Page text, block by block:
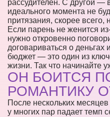
рассудителен. С другой —
идеального момента не
притязания, скорее всего,
Если парень не женится
нужно откровенно
договариваться о деньгах
бюджет — это один из
жизни. Так что начинайте
ОН БОИТСЯ
РОМАНТИКУ
После нескольких
у многих пар падает темп